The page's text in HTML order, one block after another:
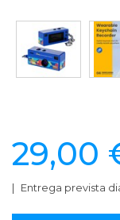
29,00
Entrega prevista